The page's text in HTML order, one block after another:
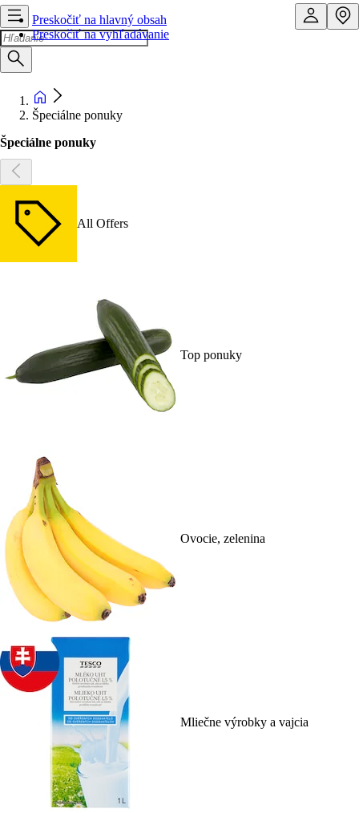
Preskočiť na hlavný obsah
Preskočiť na vyhľadávanie
Špeciálne ponuky
Špeciálne ponuky
All Offers
Top ponuky
Ovocie, zelenina
Mliečne výrobky a vajcia